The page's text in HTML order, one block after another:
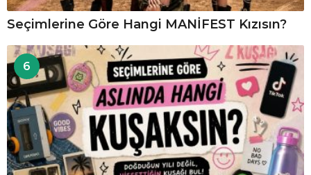
Seçimlerine Göre Hangi MANİFEST Kızısın?
6